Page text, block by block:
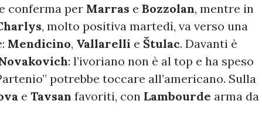
conferma per Marras e Bozzolan, mentre in
, molto positiva martedì, va verso una
Mendicino, Vallarelli e Štulac. Davanti è
: l’ivoriano non è al top e ha speso
potrebbe toccare all’americano. Sulla
e Tavsan favoriti, con Lambourde arma da